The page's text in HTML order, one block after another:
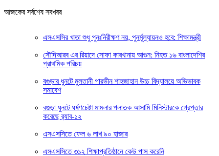
আজকের সর্বশেষ সবখবর
এসএসসির খাতা শুধু পুনঃনিরীক্ষণ নয়, পুনর্মূল্যায়নও হবে: শিক্ষামন্ত্রী
সৌদিআরব এর রিয়াদে সোফা কারখানায় আগুন: নিহত ১৬ বাংলাদেশির
প্রাথমিক পরিচয়
বগুড়ার ধুনটে মুলতানী পারভীন শাহজাহান উচ্চ বিদ্যালয়ে অভিভাবক
সমাবেশ
বগুড়া ধুনটে ধর্ষণচেষ্টা মামলার পলাতক আসামি মিনিস্টারকে গ্রেপ্তার
করেছে র‌্যাব-১২
এসএসসিতে ফেল ৬ লাখ ৯০ হাজার
এসএসসিতে ৩১২ শিক্ষাপ্রতিষ্ঠানে কেউ পাস করেনি